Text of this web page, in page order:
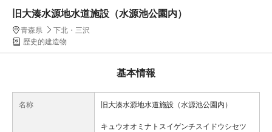
旧大湊水源地水道施設（水源池公園内）
青森県
下北・三沢
歴史的建造物
基本情報
名称 旧大湊水源地水道施設（水源池公園内）
キュウオオミナトスイゲンチスイドウシセツ